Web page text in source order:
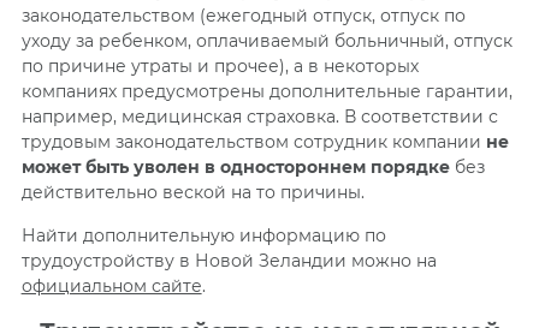
законодательством (ежегодный отпуск, отпуск по
уходу за ребенком, оплачиваемый больничный, отпуск
по причине утраты и прочее), а в некоторых
компаниях предусмотрены дополнительные гарантии,
например, медицинская страховка. В соответствии с
трудовым законодательством сотрудник компании не
может быть уволен в одностороннем порядкебез
действительно веской на то причины.
Найти дополнительную информацию по
трудоустройству в Новой Зеландии можно на
официальном сайте.